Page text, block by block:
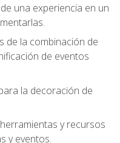
una experiencia en un
de la combinación de
de eventos
la decoración de
y recursos
y eventos.